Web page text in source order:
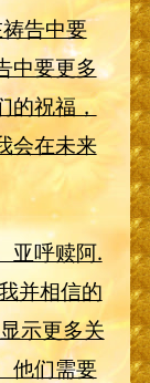
告中要
中要更多
的祝福，
会在未来
亚呼赎阿.
并相信的
示更多关
他们需要